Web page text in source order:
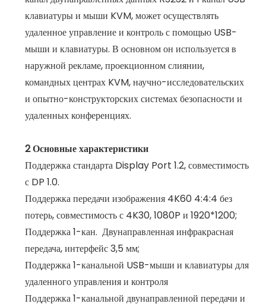
клавиатуры и мыши KVM, может осуществлять
удаленное управление и контроль с помощью USB-
мыши и клавиатуры. В основном он используется в
наружной рекламе, проекционном слиянии,
командных центрах KVM, научно-исследовательских
и опытно-конструкторских системах безопасности и
удаленных конференциях.
2 Основные характеристики
Поддержка стандарта Display Port 1.2, совместимость
с DP 1.0.
Поддержка передачи изображения 4K60 4:4:4 без
потерь, совместимость с 4K30, 1080P и 1920*1200;
Поддержка 1-кан. Двунаправленная инфракрасная
передача, интерфейс 3,5 мм;
Поддержка 1-канальной USB-мыши и клавиатуры для
удаленного управления и контроля
Поддержка 1-канальной двунаправленной передачи и